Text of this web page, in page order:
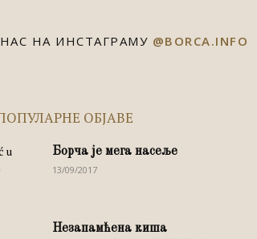
НА ИНСТАГРАМУ @BORCA.INFO
ОБЈАВЕ
Борча је мега насеље
13/09/2017
Незапамћена киша